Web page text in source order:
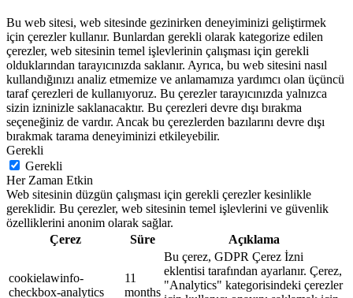
Bu web sitesi, web sitesinde gezinirken deneyiminizi geliştirmek
için çerezler kullanır. Bunlardan gerekli olarak kategorize edilen
çerezler, web sitesinin temel işlevlerinin çalışması için gerekli
olduklarından tarayıcınızda saklanır. Ayrıca, bu web sitesini nasıl
kullandığınızı analiz etmemize ve anlamamıza yardımcı olan üçüncü
taraf çerezleri de kullanıyoruz. Bu çerezler tarayıcınızda yalnızca
sizin izninizle saklanacaktır. Bu çerezleri devre dışı bırakma
seçeneğiniz de vardır. Ancak bu çerezlerden bazılarını devre dışı
bırakmak tarama deneyiminizi etkileyebilir.
Gerekli
Gerekli
Her Zaman Etkin
Web sitesinin düzgün çalışması için gerekli çerezler kesinlikle
gereklidir. Bu çerezler, web sitesinin temel işlevlerini ve güvenlik
özelliklerini anonim olarak sağlar.
Çerez
Süre Açıklama
cookielawinfo-
checkbox-analytics
11
months
Bu çerez, GDPR Çerez İzni
eklentisi tarafından ayarlanır. Çerez,
"Analytics" kategorisindeki çerezler